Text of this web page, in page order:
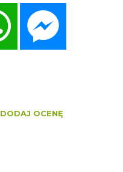
DODAJ OCENĘ